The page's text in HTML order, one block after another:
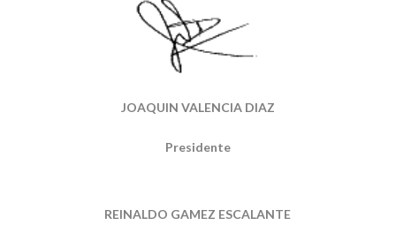
JOAQUIN VALENCIA DIAZ
Presidente
REINALDO GAMEZ ESCALANTE